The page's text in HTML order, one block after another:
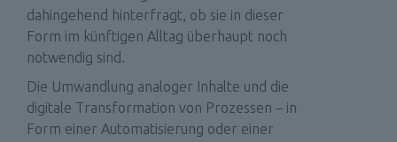
dahingehend hinterfragt, ob sie in dieser
Form im künftigen Alltag überhaupt noch
notwendig sind.
Die Umwandlung analoger Inhalte und die
digitale Transformation von Prozessen – in
Form einer Automatisierung oder einer